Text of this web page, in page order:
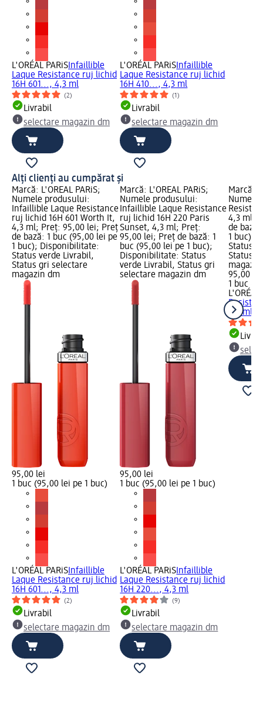
L'ORÉAL PARiSInfaillible
Laque Resistance ruj lichid
16H 601..., 4,3 ml
(2)
Livrabil
selectare magazin dm
L'ORÉAL PARiSInfaillible
Laque Resistance ruj lichid
16H 410..., 4,3 ml
(1)
Livrabil
selectare magazin dm
Alți clienți au cumpărat și
Marcă: L'ORÉAL PARiS;
Numele produsului:
Infaillible Laque Resistance
ruj lichid 16H 601 Worth It,
4,3 ml; Preț: 95,00 lei; Preț
de bază: 1 buc (95,00 lei pe
1 buc); Disponibilitate:
Status verde Livrabil,
Status gri selectare
magazin dm
95,00 lei
1 buc (95,00 lei pe 1 buc)
L'ORÉAL PARiSInfaillible
Laque Resistance ruj lichid
16H 601..., 4,3 ml
(2)
Livrabil
selectare magazin dm
Marcă: L'ORÉAL PARiS;
Numele produsului:
Infaillible Laque Resistance
ruj lichid 16H 220 Paris
Sunset, 4,3 ml; Preț:
95,00 lei; Preț de bază: 1
buc (95,00 lei pe 1 buc);
Disponibilitate: Status
verde Livrabil, Status gri
selectare magazin dm
95,00 lei
1 buc (95,00 lei pe 1 buc)
L'ORÉAL PARiSInfaillible
Laque Resistance ruj lichid
16H 220..., 4,3 ml
(9)
Livrabil
selectare magazin dm
Marcă:
Numele
4,3 ml;
de
1 buc);
Status
Status
95,00 lei
1 buc
L'ORÉAL
4,3 ml